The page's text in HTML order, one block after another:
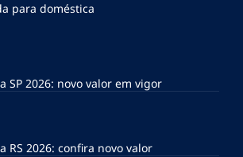
para doméstica
SP 2026: novo valor em vigor
RS 2026: confira novo valor